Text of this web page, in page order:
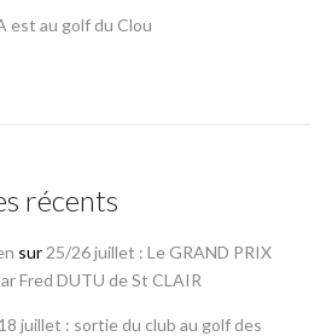
est au golf du Clou
récents
sur 25/26 juillet : Le GRAND PRIX
Fred DUTU de St CLAIR
18 juillet : sortie du club au golf des